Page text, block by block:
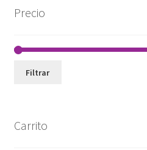
Precio
Filtrar
Carrito